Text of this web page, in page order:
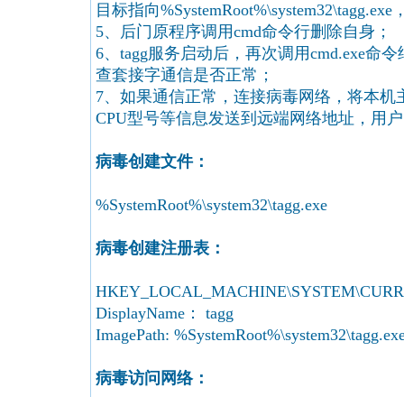
目标指向
5、后门原程序调用cmd命令行删除自身；
6、tagg服务启动后，再次调用cmd.exe命
查套接字通信是否正常；
7、如果通信正常，连接病毒网络，将本
CPU型号等信息发送到远端网络地址，用
病毒创建文件：
%SystemRoot%\system32\tagg.exe
病毒创建注册表：
DisplayName： tagg
ImagePath:
病毒访问网络：